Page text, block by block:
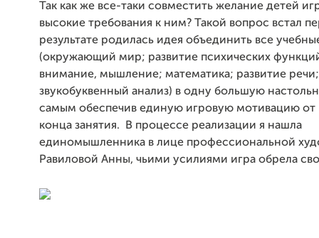
Так как же все-таки совместить желание детей
высокие требования к ним? Такой вопрос встал
результате родилась идея объединить все
(окружающий мир; развитие психических
внимание, мышление; математика; развитие речи;
звукобуквенный анализ) в одну большую
самым обеспечив единую игровую мотивацию от
конца занятия.
В процессе реализации я нашла
единомышленника в лице профессиональной
Равиловой Анны, чьими усилиями игра обрела